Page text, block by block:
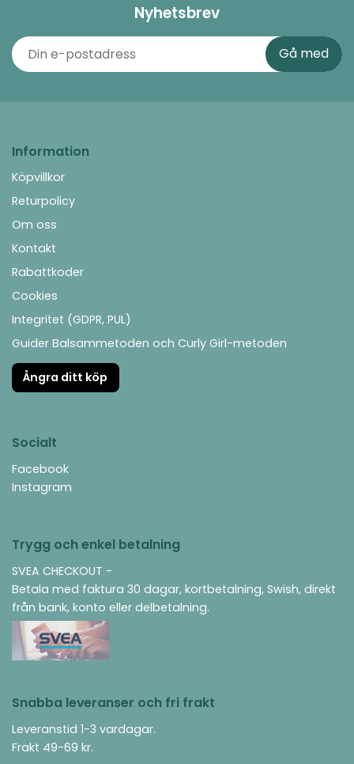
Nyhetsbrev
Information
Köpvillkor
Returpolicy
Om oss
Kontakt
Rabattkoder
Cookies
Integritet (GDPR, PUL)
Guider Balsammetoden och Curly Girl-metoden
Ångra ditt köp
Socialt
Facebook
Instagram
Trygg och enkel betalning
SVEA CHECKOUT -
Betala med faktura 30 dagar, kortbetalning, Swish, direkt
från bank, konto eller delbetalning.
Snabba leveranser och fri frakt
Leveranstid 1-3 vardagar.
Frakt 49-69 kr.